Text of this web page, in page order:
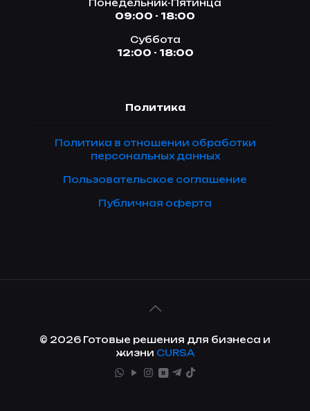
Понедельник-Пятинца
09:00 - 18:00
Суббота
12:00 - 18:00
Политика
Политика в отношении обработки
персональных данных
Пользовательское соглашение
Публичная оферта
© 2026 Готовые решения для бизнеса и
жизни CURSA